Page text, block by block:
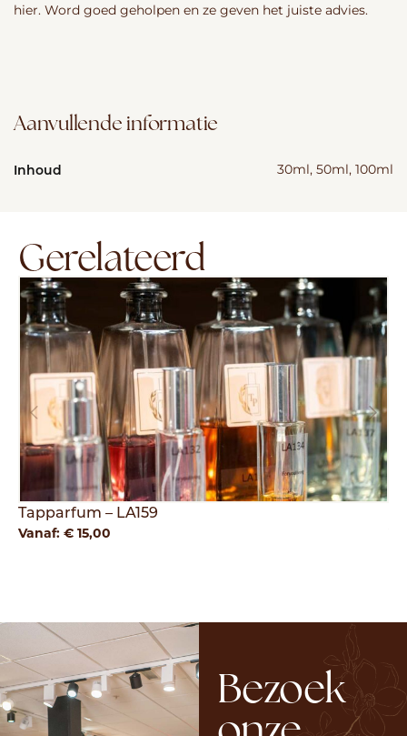
hier. Word goed geholpen en ze geven het juiste advies.
Aanvullende informatie
Inhoud 30ml, 50ml, 100ml
Gerelateerd
Tapparfum – LA159
Vanaf: € 15,00
Bezoek